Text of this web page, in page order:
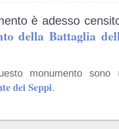
è adesso
della Battaglia
monumento
dei Seppi.